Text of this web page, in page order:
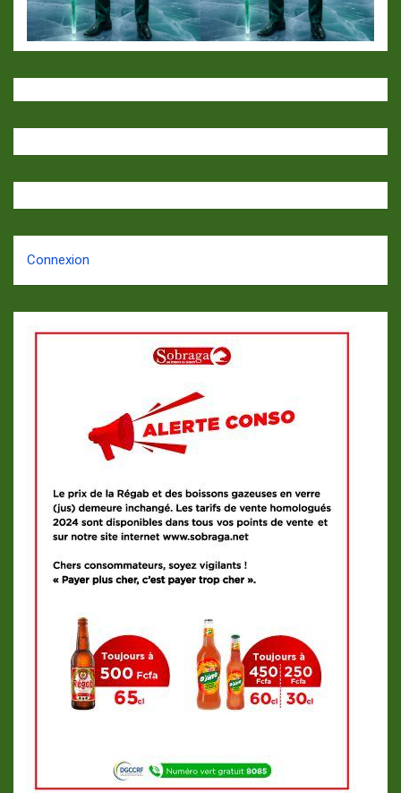
Connexion